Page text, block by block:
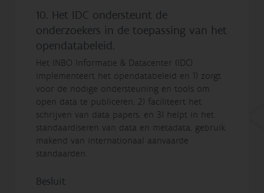
10. Het IDC ondersteunt de
onderzoekers in de toepassing van het
opendatabeleid.
Het INBO Informatie & Datacenter (IDC)
implementeert het opendatabeleid en 1) zorgt
voor de nodige ondersteuning en tools om
open data te publiceren, 2) faciliteert het
schrijven van data papers, en 3) helpt in het
standaardiseren van data en metadata, gebruik
makend van internationaal aanvaarde
standaarden.
Besluit